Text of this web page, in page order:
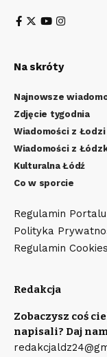
Na skróty
Najnowsze
Zdjęcie tygodnia
Wiadomości z Łodzi
Wiadomości z
Kulturalna Łódź
Co w sporcie
Regulamin Portalu
Polityka
Regulamin Cookies
Redakcja
Zobaczysz coś
napisali? Daj